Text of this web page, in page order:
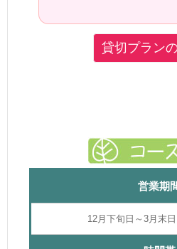
貸切プラン
営業期
12月下旬日～3月末